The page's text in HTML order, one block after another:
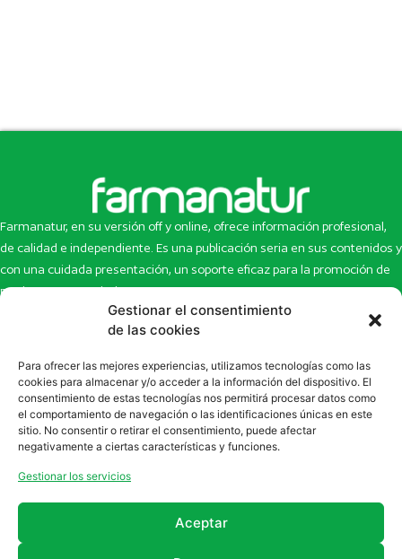
Gestionar el consentimiento
de las cookies
Para ofrecer las mejores experiencias, utilizamos tecnologías como las
cookies para almacenar y/o acceder a la información del dispositivo. El
consentimiento de estas tecnologías nos permitirá procesar datos como
el comportamiento de navegación o las identificaciones únicas en este
sitio. No consentir o retirar el consentimiento, puede afectar
negativamente a ciertas características y funciones.
Gestionar los servicios
Aceptar
Farmanatur, en su versión off y online, ofrece información profesional,
de calidad e independiente. Es una publicación seria en sus contenidos y
con una cuidada presentación, un soporte eficaz para la promoción de
productos y novedades.
Inicio
Newsletter
Eco Multimedia
Contacto
Artículos
Escaparate
Enlaces de interés
SUSCRÍBETE A NUESTRO NEWSLETTER
la sección deNewsletter